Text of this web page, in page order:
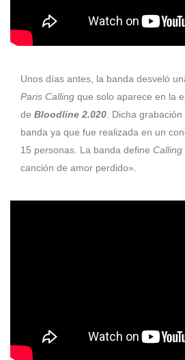
Unos días antes, la banda desveló
Paris Calling que solo aparece en la
de Bloodline 2.020 . Dicha
banda ya que fue realizada en un
15 personas. La banda define Calling
canción de amor perdido».